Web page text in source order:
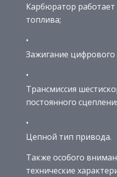
Карбюратор
топлива;
Зажигание цифрового
Трансмиссия
постоянного
Цепной тип привода.
Также особого
технические